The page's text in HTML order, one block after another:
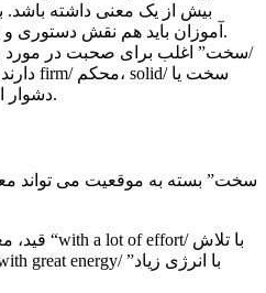
بیش از یک معنی داشته باشد.
آموزان باید هم نقش دستوری
difficult/ دشوار است استفاده می شود.